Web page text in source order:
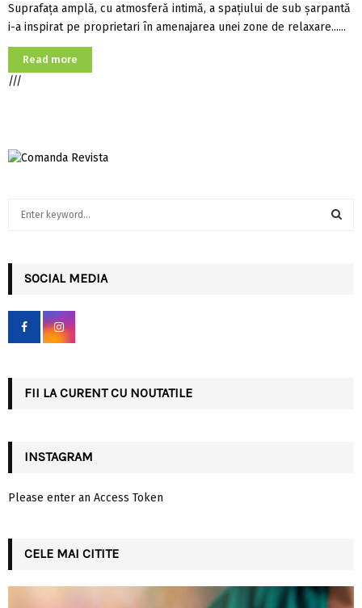
Suprafaţa amplă, cu atmosferă intimă, a spaţiului de sub şarpantă
i-a inspirat pe proprietari în amenajarea unei zone de relaxare......
Read more
///
h
f
r
SOCIAL MEDIA
FII LA CURENT CU NOUTATILE
INSTAGRAM
Please enter an Access Token
CELE MAI CITITE